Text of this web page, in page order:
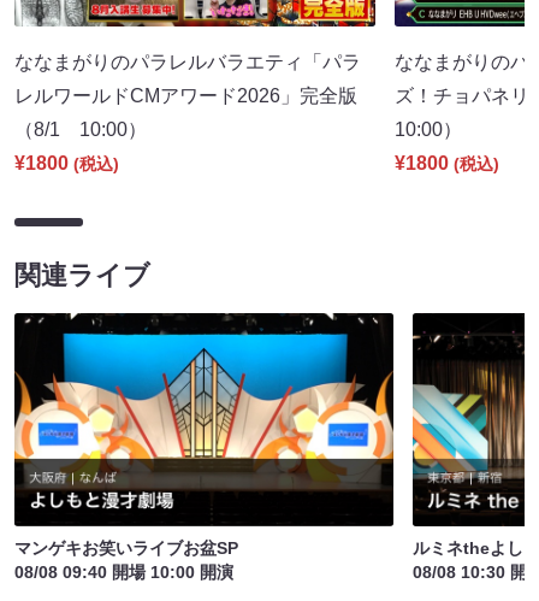
ななまがりのパラレルバラエティ「パラ
レルワールドCMアワード2026」完全版
（8/1 10:00）
¥1800 (税込)
ななまがりのパ
ズ！チョパネ
10:00）
¥1800 (税込)
関連ライブ
マンゲキお笑いライブお盆SP
08/08 09:40 開場 10:00 開演
ルミネtheよし
08/08 10:30 開